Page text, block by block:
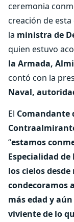
ceremonia
creación de
la ministra de
quien estuvo
la Armada,
contó con la
Naval,
El Comandante
“estamos
Especialidad
los cielos
condecoramos
más edad y
viviente de lo